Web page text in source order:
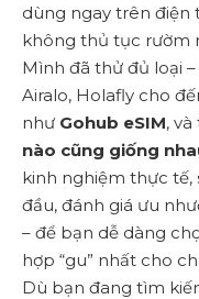
dùng ngay trên điện
không thủ tục rườm
Mình đã thử đủ loại
Airalo, Holafly cho
như Gohub eSIM,
nào cũng giống
kinh nghiệm thực tế,
đầu, đánh giá ưu
– để bạn dễ dàng
hợp “gu” nhất cho
Dù bạn đang tìm